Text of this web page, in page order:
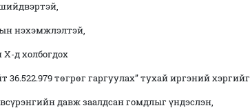
нэхэмжлэлтэй,
д холбогдох
төгрөг гаргуулах” тухай иргэний хэргийг
давж заалдсан гомдлыг үндэслэн,